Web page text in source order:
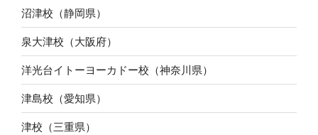
沼津校（静岡県）
泉大津校（大阪府）
洋光台イトーヨーカドー校（神奈川県）
津島校（愛知県）
津校（三重県）